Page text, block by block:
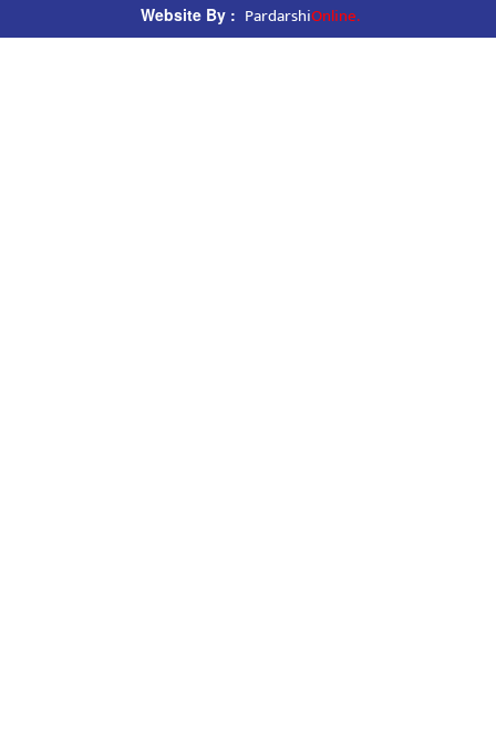
Website By : PardarshiOnline.